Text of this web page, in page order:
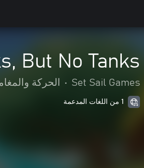
But No Tanks
Set Sail Games
• الحركة
1 من اللغات المدعمة